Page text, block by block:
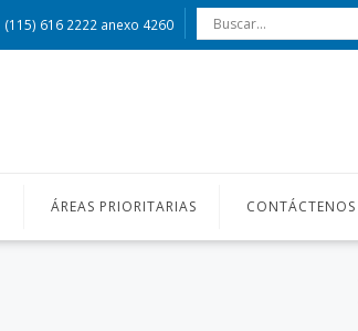
(115) 616 2222 anexo 4260
ÁREAS PRIORITARIAS CONTÁCTENOS